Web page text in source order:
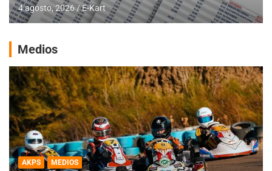
4 agosto, 2026 E-Kart
Medios
AKPS MEDIOS